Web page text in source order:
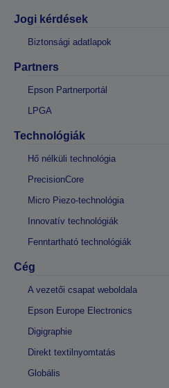
Jogi kérdések
Biztonsági adatlapok
Partners
Epson Partnerportál
LPGA
Technológiák
Hő nélküli technológia
PrecisionCore
Micro Piezo-technológia
Innovatív technológiák
Fenntartható technológiák
Cég
A vezetői csapat weboldala
Epson Europe Electronics
Digigraphie
Direkt textilnyomtatás
Globális